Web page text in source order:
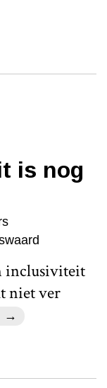
is nog
inclusiviteit
niet ver